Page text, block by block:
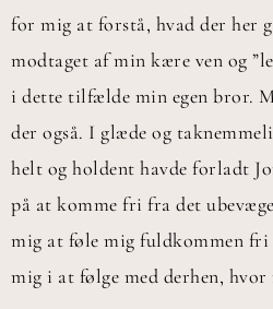
for mig at forstå, hvad der her
modtaget af min kære ven og
i dette tilfælde min egen bror.
der også. I glæde og
helt og holdent havde forladt
på at komme fri fra det
mig at føle mig fuldkommen
mig i at følge med derhen,